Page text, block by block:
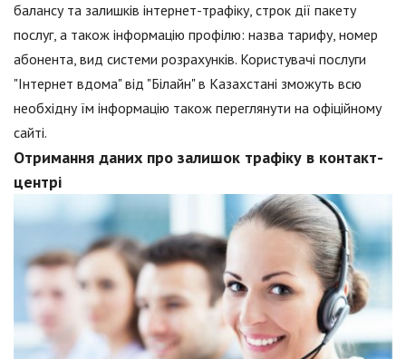
балансу та залишків інтернет-трафіку, строк дії пакету
послуг, а також інформацію профілю: назва тарифу, номер
абонента, вид системи розрахунків. Користувачі послуги
"Інтернет вдома" від "Білайн" в Казахстані зможуть всю
необхідну їм інформацію також переглянути на офіційному
сайті.
Отримання даних про залишок трафіку в контакт-
центрі